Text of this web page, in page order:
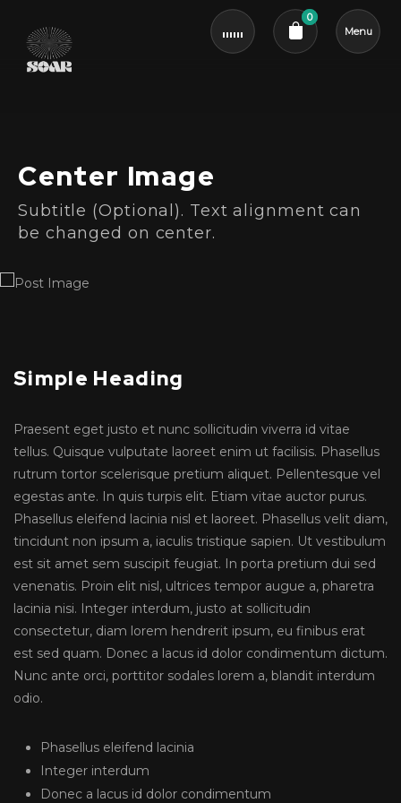
0
Menu
Center Image
Subtitle (Optional). Text alignment can
be changed on center.
Simple Heading
Praesent eget justo et nunc sollicitudin viverra id vitae
tellus. Quisque vulputate laoreet enim ut facilisis. Phasellus
rutrum tortor scelerisque pretium aliquet. Pellentesque vel
egestas ante. In quis turpis elit. Etiam vitae auctor purus.
Phasellus eleifend lacinia nisl et laoreet. Phasellus velit diam,
tincidunt non ipsum a, iaculis tristique sapien. Ut vestibulum
est sit amet sem suscipit feugiat. In porta pretium dui sed
venenatis. Proin elit nisl, ultrices tempor augue a, pharetra
lacinia nisi. Integer interdum, justo at sollicitudin
consectetur, diam lorem hendrerit ipsum, eu finibus erat
est sed quam. Donec a lacus id dolor condimentum dictum.
Nunc ante orci, porttitor sodales lorem a, blandit interdum
odio.
Phasellus eleifend lacinia
Integer interdum
Donec a lacus id dolor condimentum